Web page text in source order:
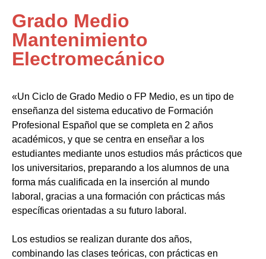
Grado Medio
Mantenimiento
Electromecánico
«Un Ciclo de Grado Medio o FP Medio, es un tipo de
enseñanza del sistema educativo de Formación
Profesional Español que se completa en 2 años
académicos, y que se centra en enseñar a los
estudiantes mediante unos estudios más prácticos que
los universitarios, preparando a los alumnos de una
forma más cualificada en la inserción al mundo
laboral, gracias a una formación con prácticas más
específicas orientadas a su futuro laboral.
Los estudios se realizan durante dos años,
combinando las clases teóricas, con prácticas en